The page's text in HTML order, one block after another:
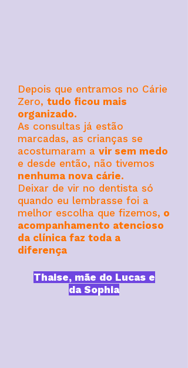
Depois que entramos no Cárie
Zero, tudo ficou mais
organizado.
As consultas já estão
marcadas, as crianças se
acostumaram a vir sem medo
e desde então, não tivemos
nenhuma nova cárie.
Deixar de vir no dentista só
quando eu lembrasse foi a
melhor escolha que fizemos, o
acompanhamento atencioso
da clínica faz toda a
diferença
Thaise, mãe do Lucas e
da Sophia